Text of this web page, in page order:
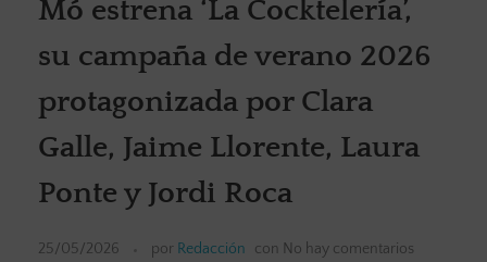
Mó estrena ‘La Cocktelería’,
su campaña de verano 2026
protagonizada por Clara
Galle, Jaime Llorente, Laura
Ponte y Jordi Roca
25/05/2026 por Redacción con No hay comentarios